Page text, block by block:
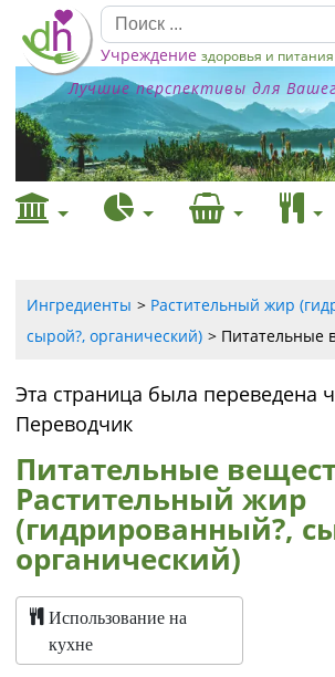
Учреждение здоровья и питания
Лучшие перспективы для
Ингредиенты
Растительный жир
сырой?, органический)
Питательные
Эта страница была переведена
Переводчик
Питательные
Растительный жир
(гидрированный?,
органический)
Использование на
кухне